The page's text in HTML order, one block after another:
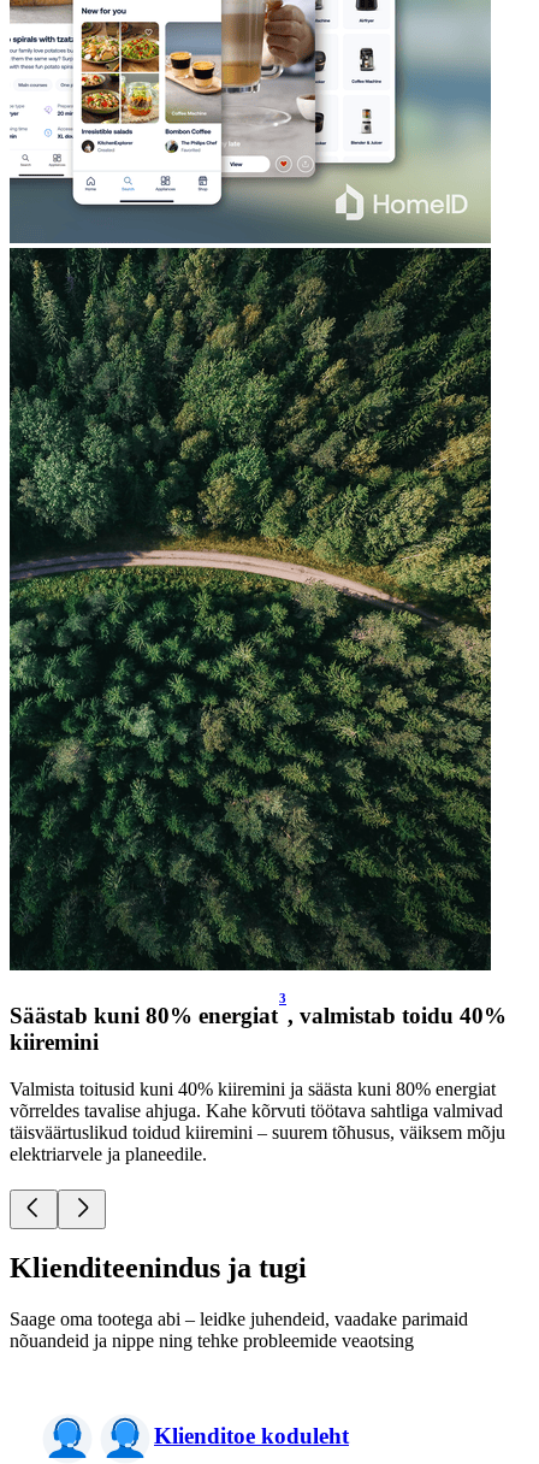
Säästab kuni 80% energiat
3
, valmistab toidu 40%
kiiremini
Valmista toitusid kuni 40% kiiremini ja säästa kuni 80% energiat
võrreldes tavalise ahjuga. Kahe kõrvuti töötava sahtliga valmivad
täisväärtuslikud toidud kiiremini – suurem tõhusus, väiksem mõju
elektriarvele ja planeedile.
Klienditeenindus ja tugi
Saage oma tootega abi – leidke juhendeid, vaadake parimaid
nõuandeid ja nippe ning tehke probleemide veaotsing
Klienditoe koduleht